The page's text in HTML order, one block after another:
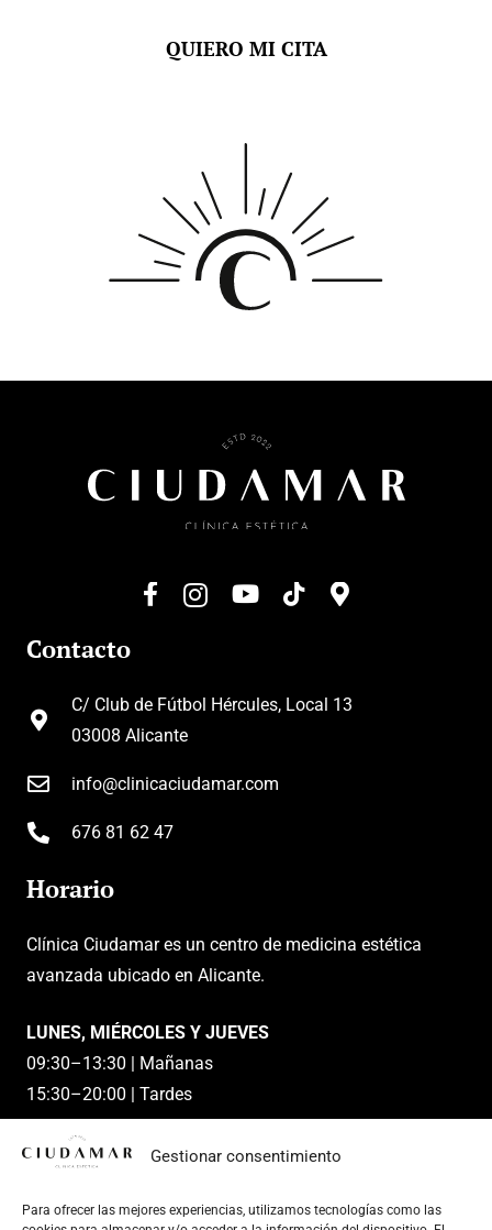
Gestionar consentimiento
Para ofrecer las mejores experiencias, utilizamos tecnologías como las
QUIERO MI CITA
Contacto
C/ Club de Fútbol Hércules, Local 13
03008 Alicante
info@clinicaciudamar.com
676 81 62 47
Horario
Clínica Ciudamar es un centro de medicina estética
avanzada ubicado en Alicante.
LUNES, MIÉRCOLES Y JUEVES
09:30–13:30 | Mañanas
15:30–20:00 | Tardes
MARTES Y VIERNES
09:30–13:30 | Mañanas
SÁBADO Y DOMINGO